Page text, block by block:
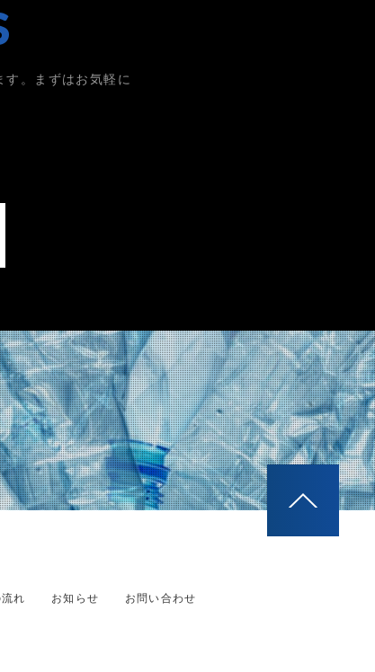
。まずはお気軽に
れ お知らせ お問い合わせ